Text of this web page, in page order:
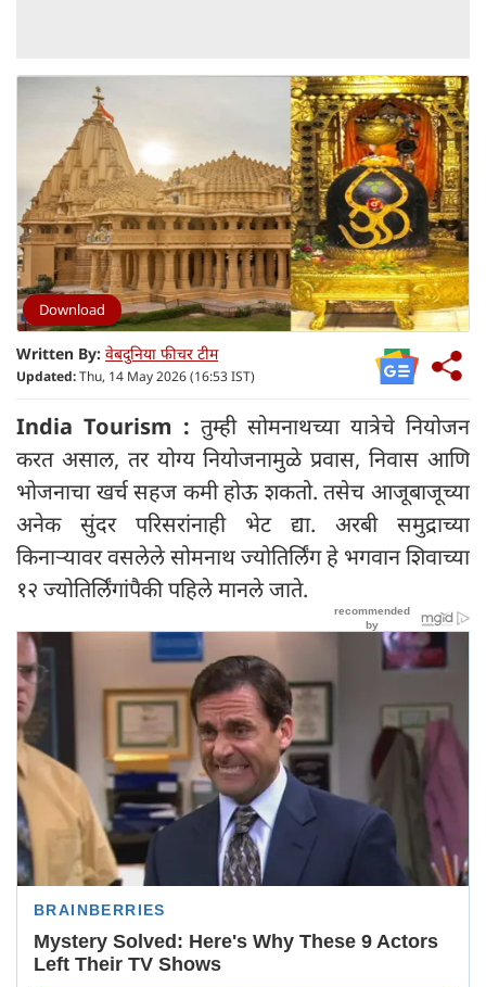
Download
Written By: वेबदुनिया फीचर टीम
Updated:Thu, 14 May 2026 (16:53 IST)
India Tourism : तुम्ही सोमनाथच्या यात्रेचे नियोजन
करत असाल, तर योग्य नियोजनामुळे प्रवास, निवास आणि
भोजनाचा खर्च सहज कमी होऊ शकतो. तसेच आजूबाजूच्या
अनेक सुंदर परिसरांनाही भेट द्या. अरबी समुद्राच्या
किनाऱ्यावर वसलेले सोमनाथ ज्योतिर्लिंग हे भगवान शिवाच्या
१२ ज्योतिर्लिंगांपैकी पहिले मानले जाते.